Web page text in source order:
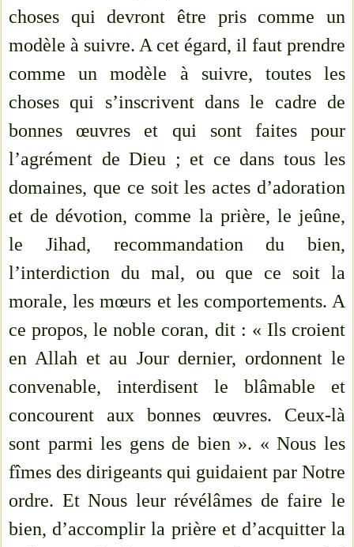
choses qui devront être pris comme un
modèle à suivre. A cet égard, il faut prendre
comme un modèle à suivre, toutes les
choses qui s’inscrivent dans le cadre de
bonnes œuvres et qui sont faites pour
l’agrément de Dieu ; et ce dans tous les
domaines, que ce soit les actes d’adoration
et de dévotion, comme la prière, le jeûne,
le Jihad, recommandation du bien,
l’interdiction du mal, ou que ce soit la
morale, les mœurs et les comportements. A
ce propos, le noble coran, dit : « Ils croient
en Allah et au Jour dernier, ordonnent le
convenable, interdisent le blâmable et
concourent aux bonnes œuvres. Ceux-là
sont parmi les gens de bien ». « Nous les
fîmes des dirigeants qui guidaient par Notre
ordre. Et Nous leur révélâmes de faire le
bien, d’accomplir la prière et d’acquitter la